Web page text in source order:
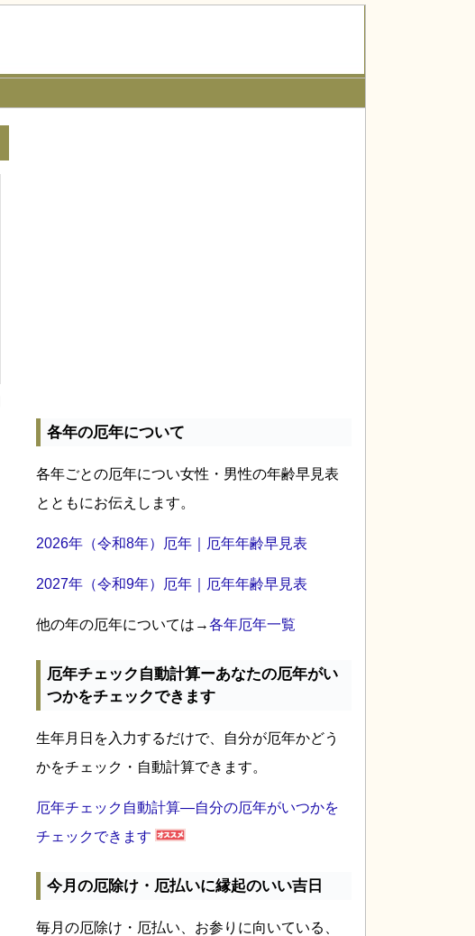
各年の厄年について
各年ごとの厄年につい女性・男性の年齢早見表
とともにお伝えします。
2026年（令和8年）厄年｜厄年年齢早見表
2027年（令和9年）厄年｜厄年年齢早見表
他の年の厄年については→各年厄年一覧
厄年チェック自動計算ーあなたの厄年がい
つかをチェックできます
生年月日を入力するだけで、自分が厄年かどう
かをチェック・自動計算できます。
厄年チェック自動計算―自分の厄年がいつかを
チェックできます
今月の厄除け・厄払いに縁起のいい吉日
毎月の厄除け・厄払い、お参りに向いている、